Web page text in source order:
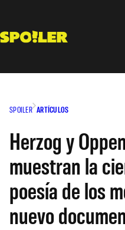
contenido
SPOILER ARTÍCULOS
Herzog y
muestran la
poesía de los
nuevo